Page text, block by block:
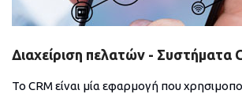
Διαχείριση πελατών - Συστήματα
Το CRM είναι μία εφαρμογή που